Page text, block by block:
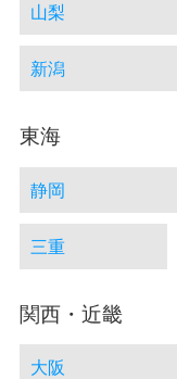
山梨
新潟
東海
静岡
三重
関西・近畿
大阪